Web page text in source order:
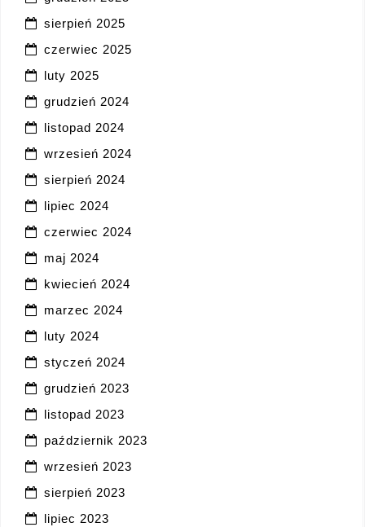
sierpień 2025
czerwiec 2025
luty 2025
grudzień 2024
listopad 2024
wrzesień 2024
sierpień 2024
lipiec 2024
czerwiec 2024
maj 2024
kwiecień 2024
marzec 2024
luty 2024
styczeń 2024
grudzień 2023
listopad 2023
październik 2023
wrzesień 2023
sierpień 2023
lipiec 2023